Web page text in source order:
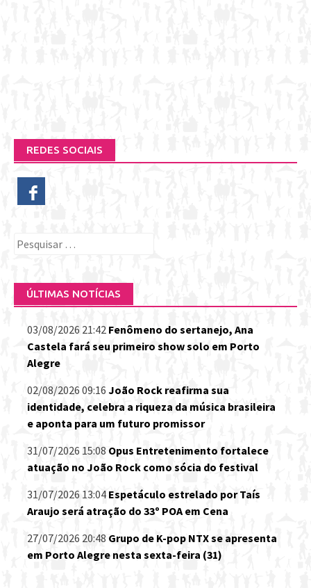
REDES SOCIAIS
Pesquisar
ÚLTIMAS NOTÍCIAS
03/08/2026 21:42 Fenômeno do sertanejo, Ana
Castela fará seu primeiro show solo em Porto
Alegre
02/08/2026 09:16 João Rock reafirma sua
identidade, celebra a riqueza da música brasileira
e aponta para um futuro promissor
31/07/2026 15:08 Opus Entretenimento fortalece
atuação no João Rock como sócia do festival
31/07/2026 13:04 Espetáculo estrelado por Taís
Araujo será atração do 33º POA em Cena
27/07/2026 20:48 Grupo de K-pop NTX se apresenta
em Porto Alegre nesta sexta-feira (31)